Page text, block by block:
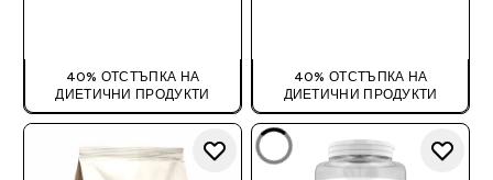
40% ОТСТЪПКА НА
ДИЕТИЧНИ ПРОДУКТИ
40% ОТСТЪПКА НА
ДИЕТИЧНИ ПРОДУКТИ